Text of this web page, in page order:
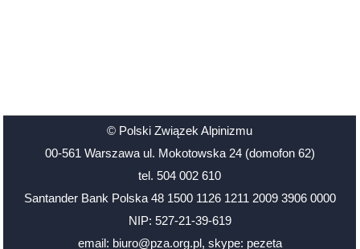
© Polski Związek Alpinizmu
00-561 Warszawa ul. Mokotowska 24 (domofon 62)
tel. 504 002 610
Santander Bank Polska 48 1500 1126 1211 2009 3906 0000
NIP: 527-21-39-619
email: biuro@pza.org.pl, skype: pezeta